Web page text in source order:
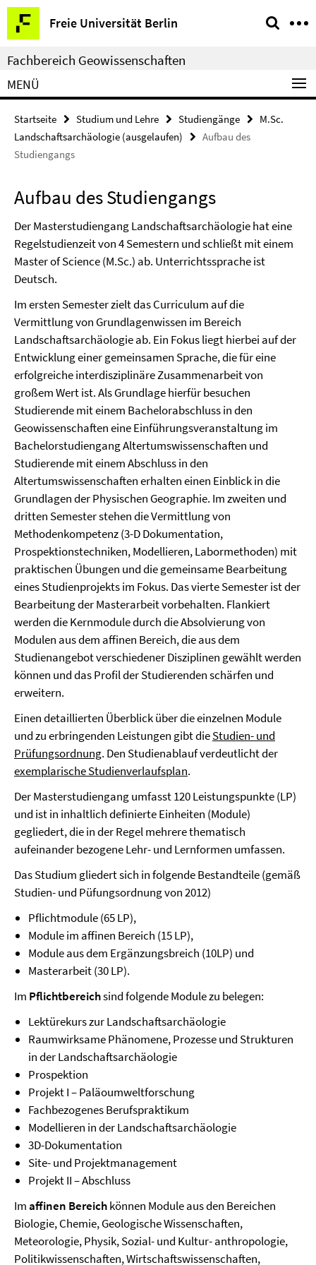
Springe
direkt
zu
Inhalt
Freie Universität Berlin
Service-
Navigation
Fachbereich Geowissenschaften
MENÜ
Startseite Studium und Lehre Studiengänge
M.Sc.
Landschaftsarchäologie (ausgelaufen)
Aufbau des
Studiengangs
Aufbau des Studiengangs
Der Masterstudiengang Landschaftsarchäologie hat eine
Regelstudienzeit von 4 Semestern und schließt mit einem
Master of Science (M.Sc.) ab. Unterrichtssprache ist
Deutsch.
Im ersten Semester zielt das Curriculum auf die
Vermittlung von Grundlagenwissen im Bereich
Landschaftsarchäologie ab. Ein Fokus liegt hierbei auf der
Entwicklung einer gemeinsamen Sprache, die für eine
erfolgreiche interdisziplinäre Zusammenarbeit von
großem Wert ist. Als Grundlage hierfür besuchen
Studierende mit einem Bachelorabschluss in den
Geowissenschaften eine Einführungsveranstaltung im
Bachelorstudiengang Altertumswissenschaften und
Studierende mit einem Abschluss in den
Altertumswissenschaften erhalten einen Einblick in die
Grundlagen der Physischen Geographie. Im zweiten und
dritten Semester stehen die Vermittlung von
Methodenkompetenz (3-D Dokumentation,
Prospektionstechniken, Modellieren, Labormethoden) mit
praktischen Übungen und die gemeinsame Bearbeitung
eines Studienprojekts im Fokus. Das vierte Semester ist der
Bearbeitung der Masterarbeit vorbehalten. Flankiert
werden die Kernmodule durch die Absolvierung von
Modulen aus dem affinen Bereich, die aus dem
Studienangebot verschiedener Disziplinen gewählt werden
können und das Profil der Studierenden schärfen und
erweitern.
Einen detaillierten Überblick über die einzelnen Module
und zu erbringenden Leistungen gibt dieStudien- und
Prüfungsordnung. Den Studienablauf verdeutlicht der
exemplarische Studienverlaufsplan.
Der Masterstudiengang umfasst 120 Leistungspunkte (LP)
und ist in inhaltlich definierte Einheiten (Module)
gegliedert, die in der Regel mehrere thematisch
aufeinander bezogene Lehr- und Lernformen umfassen.
Das Studium gliedert sich in folgende Bestandteile (gemäß
Studien- und Püfungsordnung von 2012)
Pflichtmodule (65 LP),
Module im affinen Bereich (15 LP),
Module aus dem Ergänzungsbreich (10LP) und
Masterarbeit (30 LP).
Im Pflichtbereichsind folgende Module zu belegen:
Lektürekurs zur Landschaftsarchäologie
Raumwirksame Phänomene, Prozesse und Strukturen
in der Landschaftsarchäologie
Prospektion
Projekt I – Paläoumweltforschung
Fachbezogenes Berufspraktikum
Modellieren in der Landschaftsarchäologie
3D-Dokumentation
Site- und Projektmanagement
Projekt II – Abschluss
Imaffinen Bereichkönnen Module aus den Bereichen
Biologie, Chemie, Geologische Wissenschaften,
Meteorologie, Physik, Sozial- und Kultur- anthropologie,
Politikwissenschaften, Wirtschaftswissenschaften,